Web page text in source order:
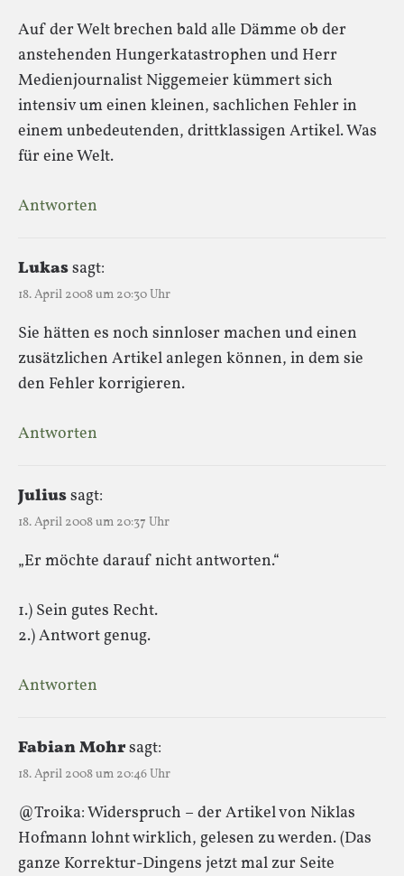
Auf der Welt brechen bald alle Dämme ob der
anstehenden Hungerkatastrophen und Herr
Medienjournalist Niggemeier kümmert sich
intensiv um einen kleinen, sachlichen Fehler in
einem unbedeutenden, drittklassigen Artikel. Was
für eine Welt.
Antworten
Lukassagt:
18. April 2008 um 20:30 Uhr
Sie hätten es noch sinnloser machen und einen
zusätzlichen Artikel anlegen können, in dem sie
den Fehler korrigieren.
Antworten
Juliussagt:
18. April 2008 um 20:37 Uhr
„Er möchte darauf nicht antworten.“
1.) Sein gutes Recht.
2.) Antwort genug.
Antworten
Fabian Mohrsagt:
18. April 2008 um 20:46 Uhr
@Troika: Widerspruch – der Artikel von Niklas
Hofmann lohnt wirklich, gelesen zu werden. (Das
ganze Korrektur-Dingens jetzt mal zur Seite